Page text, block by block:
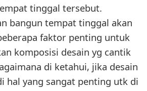
tinggal tersebut.
bangun tempat tinggal akan
faktor penting untuk
komposisi desain yg cantik
di ketahui, jika desain
hal yang sangat penting utk di